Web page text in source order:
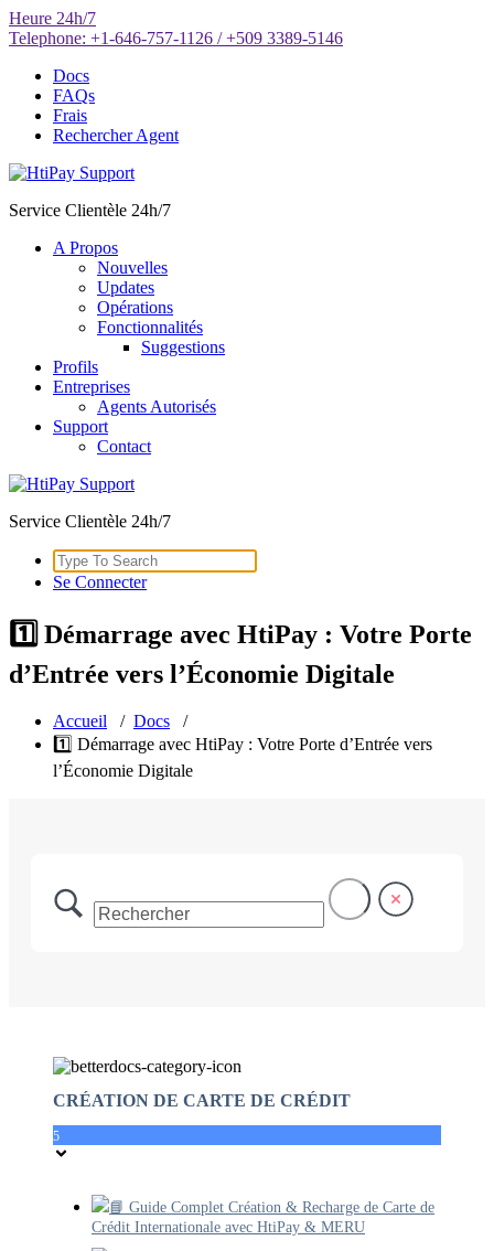
Aller
au
Heure 24h/7
Telephone: +1-646-757-1126 / +509 3389-5146
Docs
FAQs
Frais
Rechercher Agent
Service Clientèle 24h/7
A Propos
Nouvelles
Updates
Opérations
Fonctionnalités
Suggestions
Profils
Entreprises
Agents Autorisés
Support
Contact
Service Clientèle 24h/7
Search
for:
Se Connecter
1️⃣ Démarrage avec HtiPay : Votre Porte
d’Entrée vers l’Économie Digitale
Accueil / Docs /
1️⃣ Démarrage avec HtiPay : Votre Porte d’Entrée vers
l’Économie Digitale
CRÉATION DE CARTE DE CRÉDIT
5
📘 Guide Complet Création & Recharge de Carte de
Crédit Internationale avec HtiPay & MERU